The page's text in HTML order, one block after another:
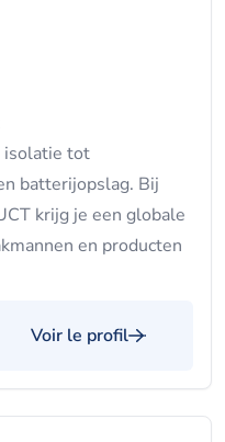
isolatie tot
batterijopslag. Bij
krijg je een globale
en producten
Voir le profil